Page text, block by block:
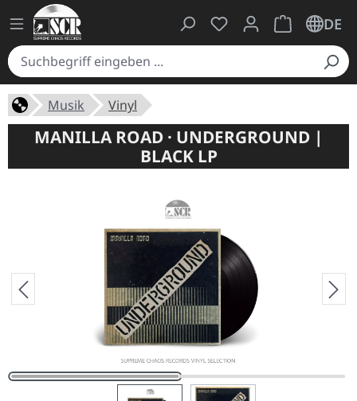
Du hast 0 Produkte
Warenkorb
DE
Musik Vinyl
MANILLA ROAD · UNDERGROUND |
BLACK LP